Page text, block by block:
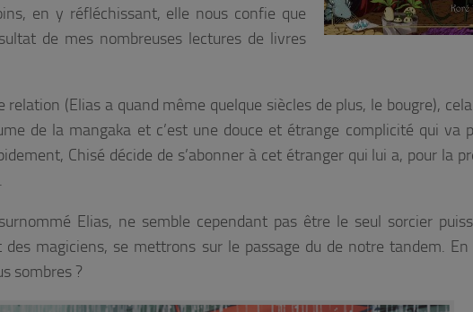
en y réfléchissant, elle nous confie que
de mes nombreuses lectures de livres
(Elias a quand même quelque siècles de plus, le bougre),
de la mangaka et c’est une douce et étrange complicité qui va
Chisé décide de s’abonner à cet étranger qui lui a, pour la
Elias, ne semble cependant pas être le seul sorcier
des magiciens, se mettrons sur le passage du de notre tandem.
sombres ?